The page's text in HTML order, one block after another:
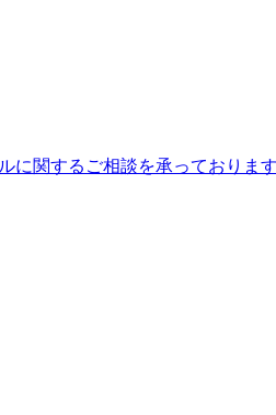
に関するご相談を承っております